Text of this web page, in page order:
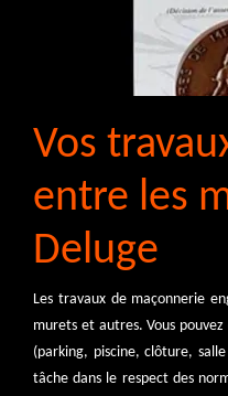
Vos
entre les
Deluge
Les travaux de maçonnerie
murets et autres. Vous
(parking, piscine, clôture,
tâche dans le respect des